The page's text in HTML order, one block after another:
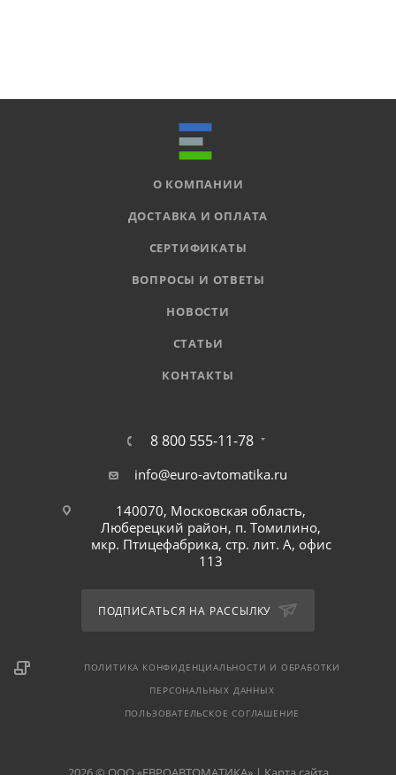
О КОМПАНИИ
ДОСТАВКА И ОПЛАТА
СЕРТИФИКАТЫ
ВОПРОСЫ И ОТВЕТЫ
НОВОСТИ
СТАТЬИ
КОНТАКТЫ
8 800 555-11-78
info@euro-avtomatika.ru
140070, Московская область,
Люберецкий район, п. Томилино,
мкр. Птицефабрика, стр. лит. А, офис
113
ПОДПИСАТЬСЯ НА РАССЫЛКУ
ПОЛИТИКА КОНФИДЕНЦИАЛЬНОСТИ И ОБРАБОТКИ
ПЕРСОНАЛЬНЫХ ДАННЫХ
ПОЛЬЗОВАТЕЛЬСКОЕ СОГЛАШЕНИЕ